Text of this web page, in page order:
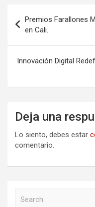
de
entradas
Premios Farallones
en Cali.
Innovación Digital
Deja una
Lo siento, debes estar
comentario.